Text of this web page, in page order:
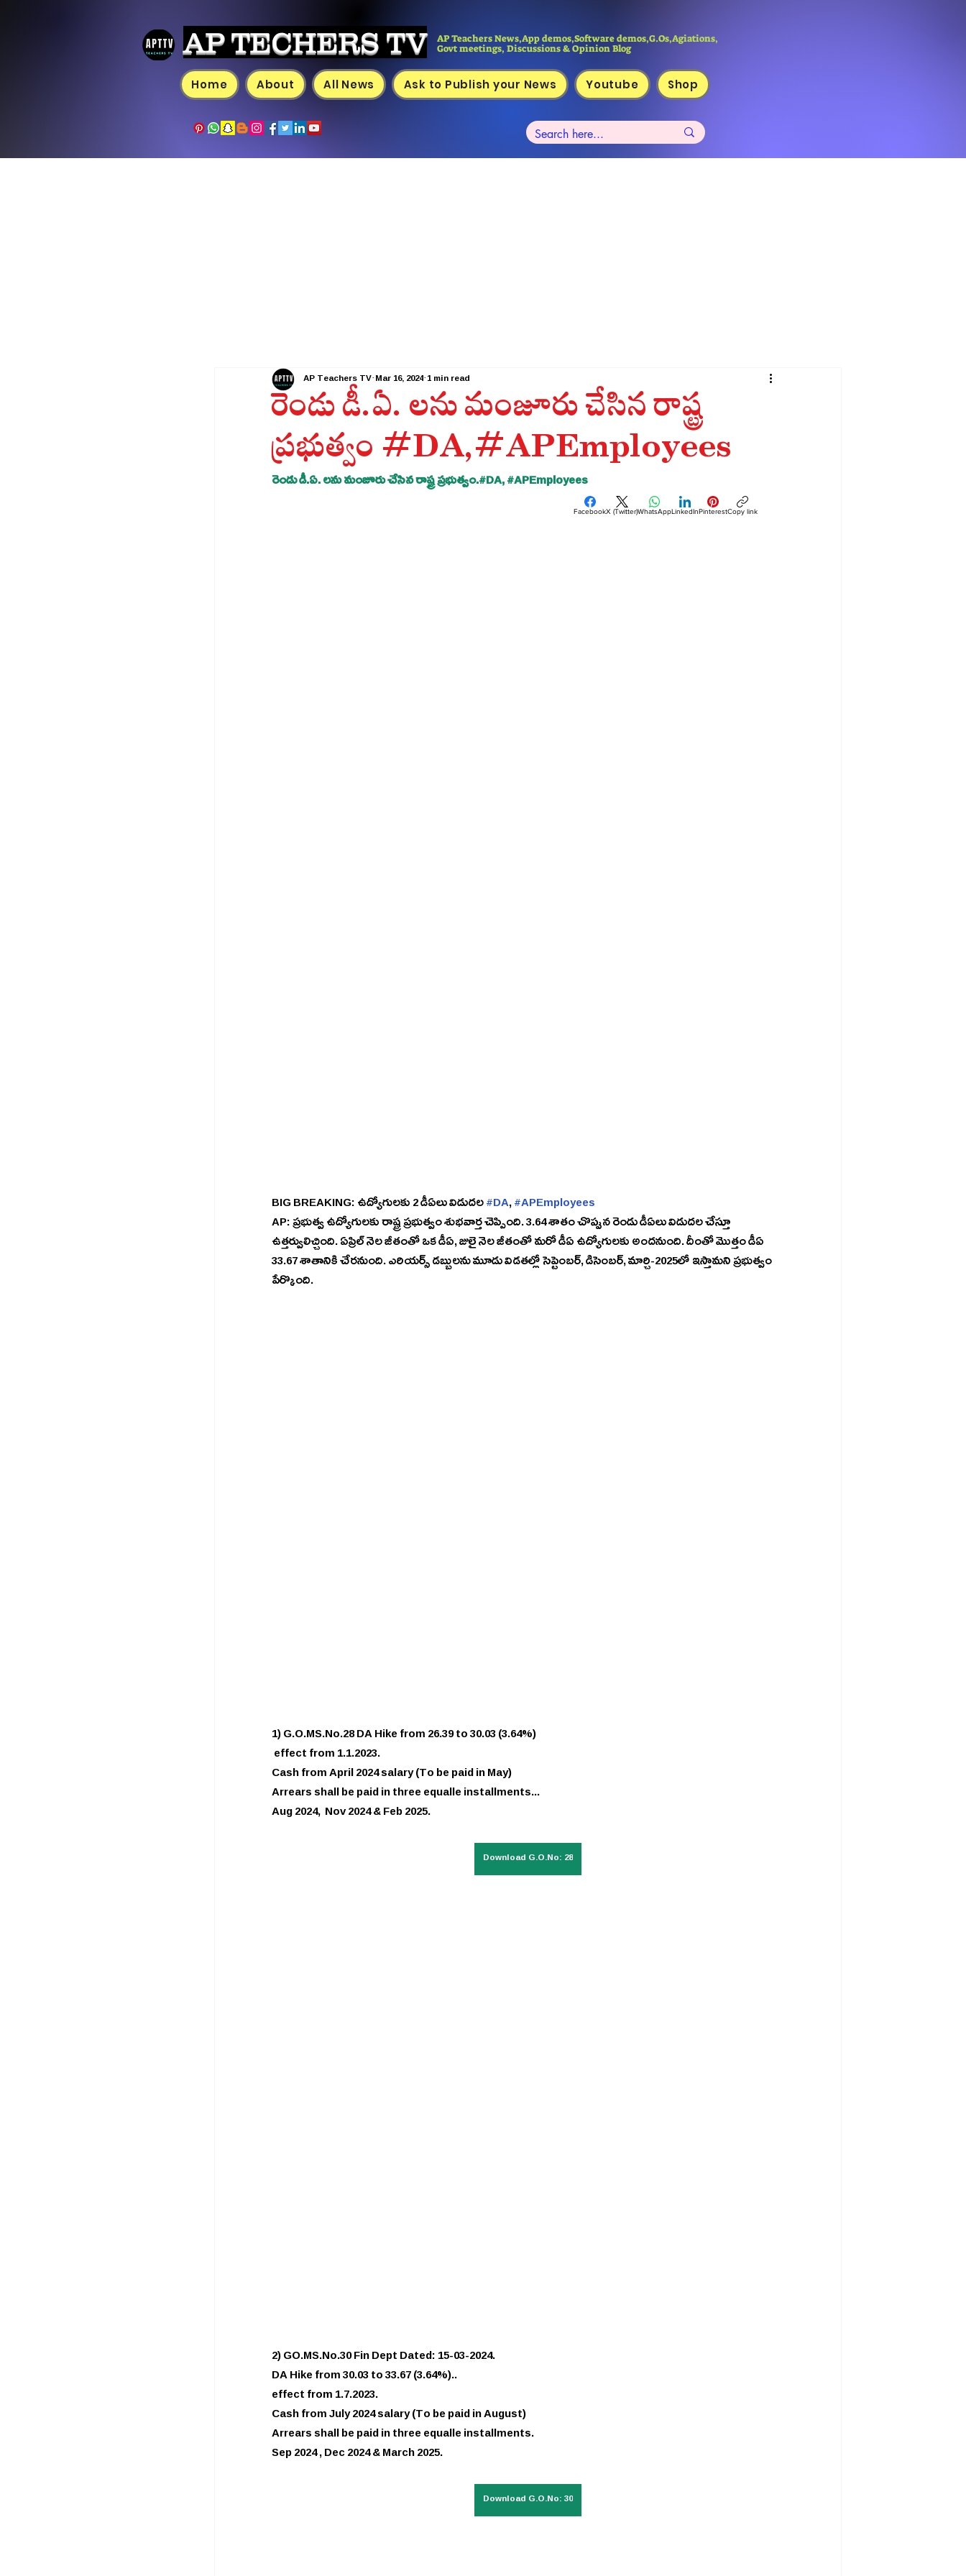
Home About All News Ask to Publish your News Youtube Shop
AP TECHERS TV
AP Teachers News,App demos,Software demos,G.Os,Agiations,
Govt meetings, Discussions & Opinion Blog
రెండు డీ.ఏ. లను మంజూరు చేసిన రాష్ట్ర
ప్రభుత్వం #DA,#APEmployees
AP Teachers TV Mar 16, 2024 1 min read
రెండు డీ.ఏ. లను మంజూరు చేసిన రాష్ట్ర ప్రభుత్వం.#DA, #APEmployees
BIG BREAKING: ఉద్యోగులకు 2 డీఏలు విడుదల #DA, #APEmployees
AP: ప్రభుత్వ ఉద్యోగులకు రాష్ట్ర ప్రభుత్వం శుభవార్త చెప్పింది. 3.64 శాతం చొప్పున రెండు డీఏలు విడుదల చేస్తూ
ఉత్తర్వులిచ్చింది. ఏప్రిల్ నెల జీతంతో ఒక డీఏ, జులై నెల జీతంతో మరో డీఏ ఉద్యోగులకు అందనుంది. దీంతో మొత్తం డీఏ
33.67 శాతానికి చేరనుంది. ఎరియర్స్ డబ్బులను మూడు విడతల్లో సెప్టెంబర్, డిసెంబర్, మార్చి-2025లో ఇస్తామని ప్రభుత్వం
పేర్కొంది.
1) G.O.MS.No.28 DA Hike from 26.39 to 30.03 (3.64%)
effect from 1.1.2023.
Cash from April 2024 salary (To be paid in May)
Arrears shall be paid in three equalle installments...
Aug 2024,  Nov 2024 & Feb 2025.
Download G.O.No: 28
2) GO.MS.No.30 Fin Dept Dated: 15-03-2024.
DA Hike from 30.03 to 33.67 (3.64%)..
effect from 1.7.2023.
Cash from July 2024 salary (To be paid in August)
Arrears shall be paid in three equalle installments.
Sep 2024 , Dec 2024 & March 2025.
Download G.O.No: 30
FacebookX (Twitter)WhatsAppLinkedInPinterestCopy link